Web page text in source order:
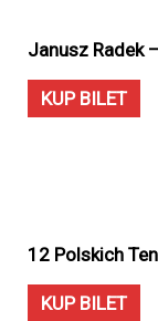
Janusz Radek
KUP BILET
12 Polskich
KUP BILET